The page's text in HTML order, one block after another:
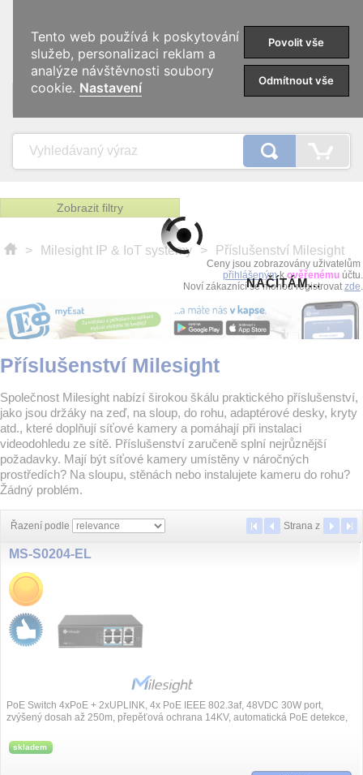
KATEGORIE
Zobrazit filtry
> Milesight IP & IoT systémy > Příslušenství Milesight
Ceny jsou zobrazovány uživatelům
přihlášenýmk ověřenému účtu.
Noví zákaznící se mohou registrovatzde.
Příslušenství Milesight
Společnost Milesight nabízí širokou škálu praktického příslušenství,
jako jsou držáky na zeď, na sloup, do rohu, adaptérové desky, kryty
atd., které doplňují síťové kamery a pomáhají při instalaci
videodohledu ze sítě. Příslušenství zaručeně splní nejrůznější
požadavky. Mají být síťové kamery umístěny v náročných
prostředích? Na sloupu, stěnách nebo instalujete kameru do rohu?
Žádný problém.
Řazení podle Strana z
NAČÍTÁM...
MS-S0204-EL
PoE Switch 4xPoE + 2xUPLINK, 4x PoE IEEE 802.3af, 48VDC 30W port,
zvýšený dosah až 250m, přepěťová ochrana 14KV, automatická PoE detekce,
skladem
Tento web používá k poskytování
služeb, personalizaci reklam a
analýze návštěvnosti soubory
cookie. Nastavení
Povolit vše
Odmítnout vše